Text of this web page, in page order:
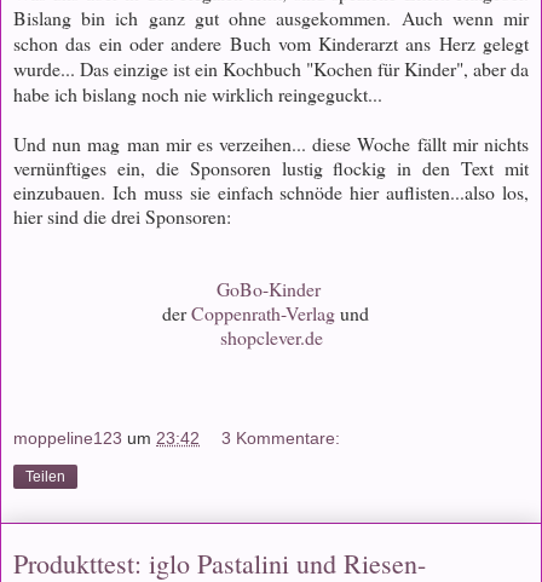
Bislang bin ich ganz gut ohne ausgekommen. Auch wenn mir
schon das ein oder andere Buch vom Kinderarzt ans Herz gelegt
wurde... Das einzige ist ein Kochbuch "Kochen für Kinder", aber da
habe ich bislang noch nie wirklich reingeguckt...
Und nun mag man mir es verzeihen... diese Woche fällt mir nichts
vernünftiges ein, die Sponsoren lustig flockig in den Text mit
einzubauen. Ich muss sie einfach schnöde hier auflisten...also los,
hier sind die drei Sponsoren:
GoBo-Kinder
derCoppenrath-Verlagund
shopclever.de
moppeline123 um 23:42 3 Kommentare:
Teilen
Produkttest: iglo Pastalini und Riesen-